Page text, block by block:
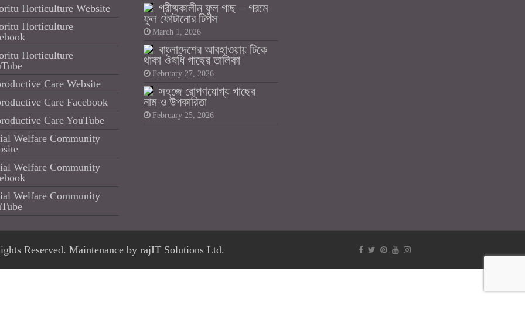
Horticulture Website
Horticulture
Horticulture
Care Website
Care Facebook
Care YouTube
Welfare Community
Welfare Community
Welfare Community
গ্রীষ্মকালীন ফুল গাছ – গরমে
ফুল ফোটানোর টিপস
March 1, 2026
বাংলাদেশের আবহাওয়ায় টিকে
থাকা ঔষধি গাছের তালিকা
February 27, 2026
সহজে রোপণযোগ্য গাছের
নাম ও উপকারিতা
February 25, 2026
Reserved. Maintenance by rajIT Solutions Ltd.